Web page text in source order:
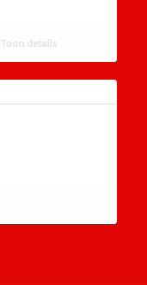
Toon details